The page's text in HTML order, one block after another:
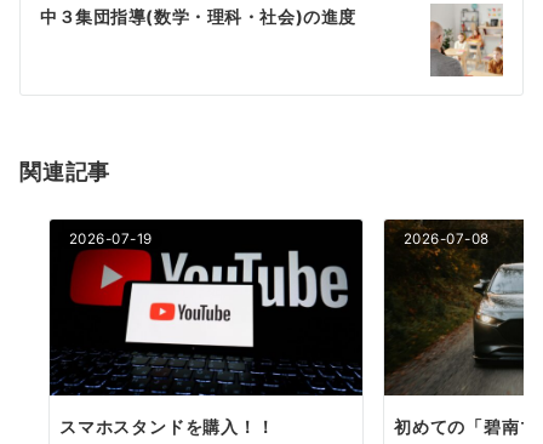
ゲ
シ
ン
中３集団指導(数学・理科・社会)の進度
関連記事
2026-07-19
スマホスタンドを購入！！
2026-07-08
初めての「碧南